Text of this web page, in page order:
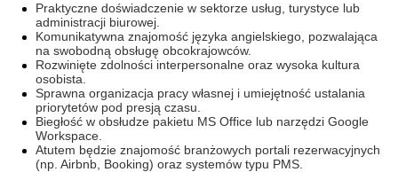
Praktyczne doświadczenie w sektorze usług, turystyce lub
administracji biurowej.
Komunikatywna znajomość języka angielskiego, pozwalająca
na swobodną obsługę obcokrajowców.
Rozwinięte zdolności interpersonalne oraz wysoka kultura
osobista.
Sprawna organizacja pracy własnej i umiejętność ustalania
priorytetów pod presją czasu.
Biegłość w obsłudze pakietu MS Office lub narzędzi Google
Workspace.
Atutem będzie znajomość branżowych portali rezerwacyjnych
(np. Airbnb, Booking) oraz systemów typu PMS.